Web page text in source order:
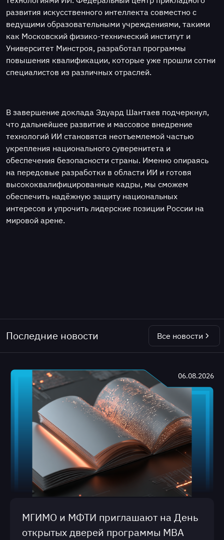
развития искусственного интеллекта совместно с
ведущими образовательными учреждениями, такими
как Московский физико-технический институт и
Университет Минстроя, разработал программы
повышения квалификации, которые уже прошли сотни
специалистов из различных отраслей.
В завершение доклада Эдуард Шантаев подчеркнул,
что дальнейшее развитие и массовое внедрение
технологий ИИ становятся неотъемлемой частью
укрепления национального суверенитета и
обеспечения безопасности страны. Именно опираясь
на передовые разработки в области ИИ и готовя
высококвалифицированные кадры, мы сможем
обеспечить надёжную защиту национальных
интересов и упрочить лидерские позиции России на
мировой арене.
Последние новости Все новости
06.08.2026
МГИМО и МФТИ приглашают на День
открытых дверей программы МВА